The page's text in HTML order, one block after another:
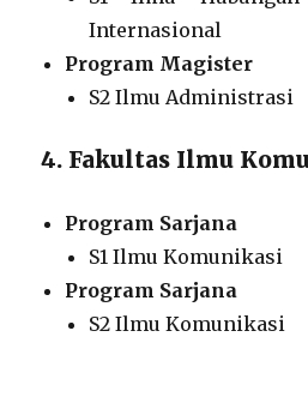
Internasional
Program Magister
S2 Ilmu Administrasi
4. Fakultas Ilmu
Program Sarjana
S1 Ilmu Komunikasi
Program Sarjana
S2 Ilmu Komunikasi